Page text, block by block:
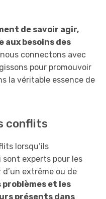
de savoir agir,
besoins des
connectons avec
pour promouvoir
la véritable essence de
conflits
lorsqu’ils
sont experts pour les
extrême ou de
problèmes et les
présents dans